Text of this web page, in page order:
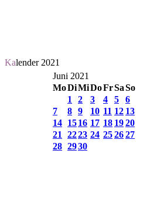
Kalender 2021
Juni 2021
MoDiMiDoFrSaSo
1
2 3 4 5
6
7
8 9 10 11 12 13
14 1516 17 18 1920
21
2223 24 252627
28 2930